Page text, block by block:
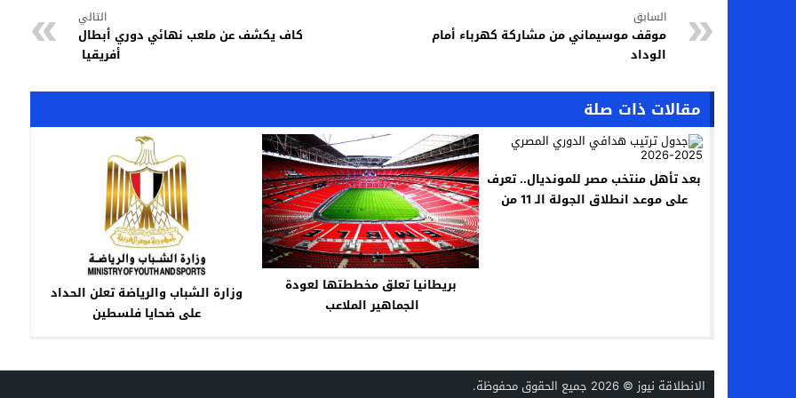
السابق
موقف موسيماني من مشاركة كهرباء أمام
الوداد
التالي
كاف يكشف عن ملعب نهائي دوري أبطال
أفريقيا
مقالات ذات صلة
بعد تأهل منتخب مصر للمونديال.. تعرف
على موعد انطلاق الجولة الـ 11 من
بريطانيا تعلق مخططتها لعودة
الجماهير الملاعب
وزارة الشباب والرياضة تعلن الحداد
على ضحايا فلسطين
الانطلاقة نيوز© 2026 جميع الحقوق محفوظة.